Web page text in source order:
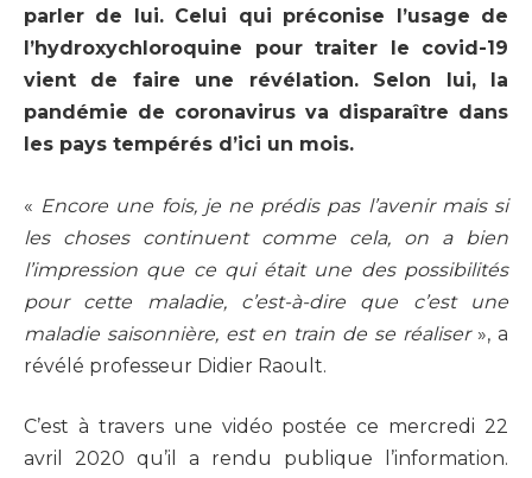
parler de lui. Celui qui préconise l’usage de
l’hydroxychloroquine pour traiter le covid-19
vient de faire une révélation. Selon lui, la
pandémie de coronavirus va disparaître dans
les pays tempérés d’ici un mois.
« Encore une fois, je ne prédis pas l’avenir mais si
les choses continuent comme cela, on a bien
l’impression que ce qui était une des possibilités
pour cette maladie, c’est-à-dire que c’est une
maladie saisonnière, est en train de se réaliser», a
révélé professeur Didier Raoult.
C’est à travers une vidéo postée ce mercredi 22
avril 2020 qu’il a rendu publique l’information.